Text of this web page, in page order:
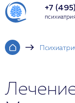
+7